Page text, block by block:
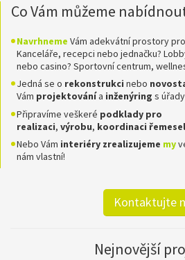
Co Vám můžeme
Navrhneme Vám adekvátní prostory
Kanceláře, recepci nebo jednačku?
nebo casino? Sportovní centrum,
Jedná se o rekonstrukci nebo
Vám projektovánía inženýring s
Připravíme veškeré podklady pro
realizaci, výrobu, koordinaci řemesel
Nebo Vám interiéry zrealizujeme my
nám vlastní!
Kontaktujte
Nejnovější